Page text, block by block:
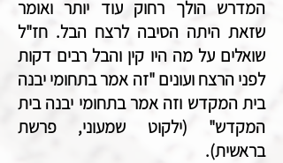
המדרש הולך רחוק עוד יותר ואומר
שזאת היתה הסיבה לרצח הבל. חז"ל
שואלים על מה היו קין והבל רבים דקות
לפני הרצח ועונים "זה אמר בתחומי יבנה
בית המקדש וזה אמר בתחומי יבנה בית
המקדש" (ילקוט שמעוני, פרשת
בראשית).